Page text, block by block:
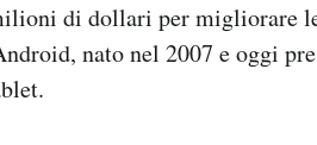
di dollari per migliorare
nato nel 2007 e oggi